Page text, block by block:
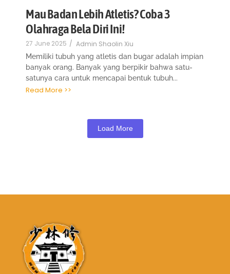
Mau Badan Lebih Atletis? Coba 3
Olahraga Bela Diri Ini!
27 June 2025 / Admin Shaolin Xiu
Memiliki tubuh yang atletis dan bugar adalah impian
banyak orang. Banyak yang berpikir bahwa satu-
satunya cara untuk mencapai bentuk tubuh...
Read More >>
Load More